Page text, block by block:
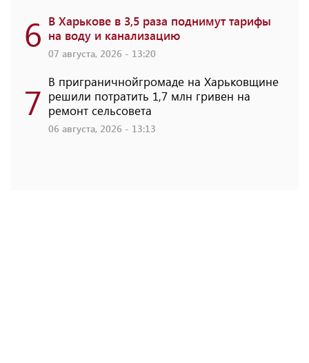
6 В Харькове в 3,5 раза поднимут тарифы
на воду и канализацию
07 августа, 2026 - 13:20
7 В приграничнойгромаде на Харьковщине
решили потратить 1,7 млн ​​гривен на
ремонт сельсовета
06 августа, 2026 - 13:13